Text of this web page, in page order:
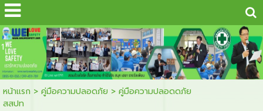
...
1
หน้าแรก > คู่มือความปลอดภัย > คู่มือความปลอดดภัย
สสปท